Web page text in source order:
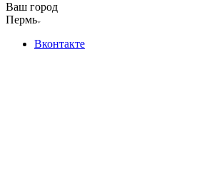
Ваш город
Пермь
Вконтакте